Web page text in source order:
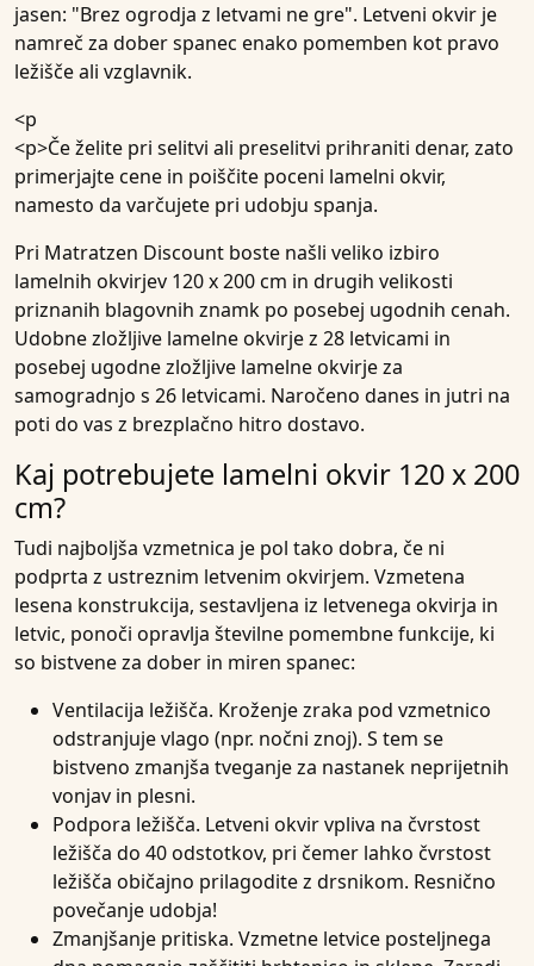
jasen: "Brez ogrodja z letvami ne gre". Letveni okvir je
namreč za dober spanec enako pomemben kot pravo
ležišče ali vzglavnik.
<p
<p>Če želite pri selitvi ali preselitvi prihraniti denar, zato
primerjajte cene in poiščite poceni lamelni okvir,
namesto da varčujete pri udobju spanja.
Pri Matratzen Discount boste našli veliko izbiro
lamelnih okvirjev 120 x 200 cm in drugih velikosti
priznanih blagovnih znamk po posebej ugodnih cenah.
Udobne zložljive lamelne okvirje z 28 letvicami in
posebej ugodne zložljive lamelne okvirje za
samogradnjo s 26 letvicami. Naročeno danes in jutri na
poti do vas z brezplačno hitro dostavo.
Kaj potrebujete lamelni okvir 120 x 200
cm?
Tudi najboljša vzmetnica je pol tako dobra, če ni
podprta z ustreznim letvenim okvirjem. Vzmetena
lesena konstrukcija, sestavljena iz letvenega okvirja in
letvic, ponoči opravlja številne pomembne funkcije, ki
so bistvene za dober in miren spanec:
Ventilacija ležišča. Kroženje zraka pod vzmetnico
odstranjuje vlago (npr. nočni znoj). S tem se
bistveno zmanjša tveganje za nastanek neprijetnih
vonjav in plesni.
Podpora ležišča. Letveni okvir vpliva na čvrstost
ležišča do 40 odstotkov, pri čemer lahko čvrstost
ležišča običajno prilagodite z drsnikom. Resnično
povečanje udobja!
Zmanjšanje pritiska. Vzmetne letvice posteljnega